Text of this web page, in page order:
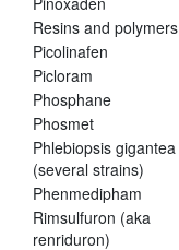
Resins and polymers
Picolinafen
Picloram
Phosphane
Phosmet
Phlebiopsis gigantea
(several strains)
Phenmedipham
Rimsulfuron (aka
renriduron)